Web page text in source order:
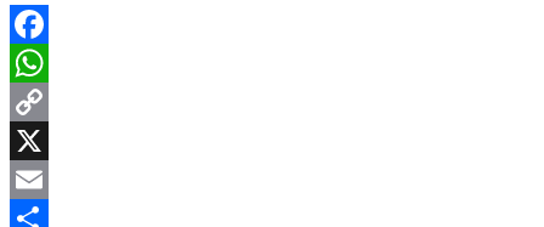
Facebook
WhatsApp
Copy
Link
X
Email